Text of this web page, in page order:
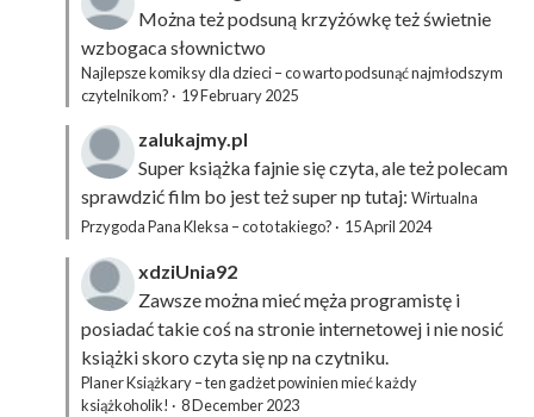
Można też podsuną krzyżówkęteż świetnie
wzbogaca słownictwo
Najlepsze komiksy dla dzieci – co warto podsunąć najmłodszym
czytelnikom? · 19 February 2025
zalukajmy.pl
Super książka fajnie się czyta, ale też polecam
sprawdzić film bo jest też super np tutaj: Wirtualna
Przygoda Pana Kleksa – co to takiego? · 15 April 2024
xdziUnia92
Zawsze można mieć męża programistę i
posiadać takie coś na stronie internetowej i nie nosić
książki skoro czyta się np na czytniku.
Planer Książkary – ten gadżet powinien mieć każdy
książkoholik! · 8 December 2023